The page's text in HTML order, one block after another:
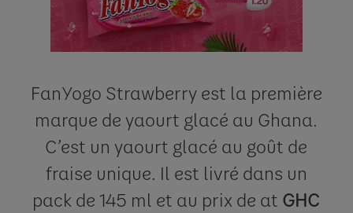
FanYogo Strawberry est la première
marque de yaourt glacé au Ghana.
C’est un yaourt glacé au goût de
fraise unique. Il est livré dans un
pack de 145 ml et au prix de at GHC